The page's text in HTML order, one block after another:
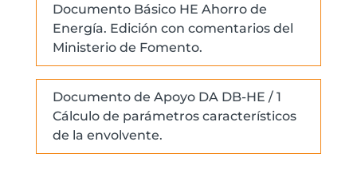
Documento Básico HE Ahorro de
Energía. Edición con comentarios del
Ministerio de Fomento.
Documento de Apoyo DA DB-HE / 1
Cálculo de parámetros característicos
de la envolvente.